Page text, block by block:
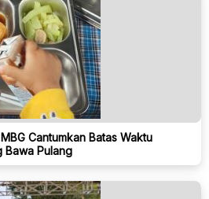
Cantumkan Batas Waktu
Bawa Pulang